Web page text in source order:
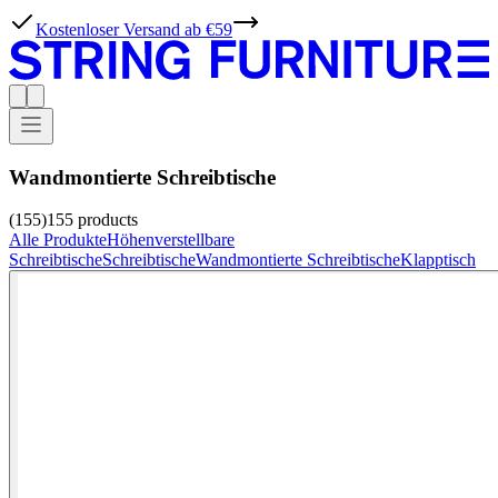
Kostenloser Versand ab €59
Wandmontierte Schreibtische
(155)155 products
Alle ProdukteHöhenverstellbare
SchreibtischeSchreibtischeWandmontierte SchreibtischeKlapptisch